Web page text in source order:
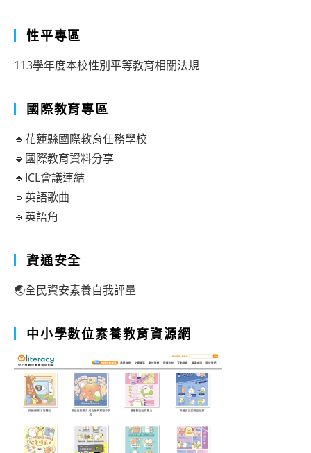
性平專區
113學年度本校性別平等教育相關法規
國際教育專區
🔹花蓮縣國際教育任務學校
🔹國際教育資料分享
🔹ICL會議連結
🔹英語歌曲
🔹英語角
資通安全
🌏全民資安素養自我評量
中小學數位素養教育資源網